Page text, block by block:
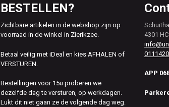
BESTELLEN?
Zichtbare artikelen in de webshop zijn op
voorraad in de winkel in Zierikzee.
Betaal veilig met iDeal en kies AFHALEN of
VERSTUREN.
Bestellingen voor 15u proberen we
dezelfde dag te versturen, op werkdagen.
Lukt dit niet gaan ze de volgende dag weg.
4301
APP